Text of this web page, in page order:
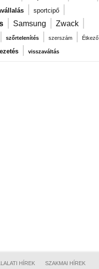
| sportcipő |
| Samsung | Zwack |
| szőrtelenítés | szerszám | Étkező
| visszaváltás
HÍREK SZAKMAI HÍREK